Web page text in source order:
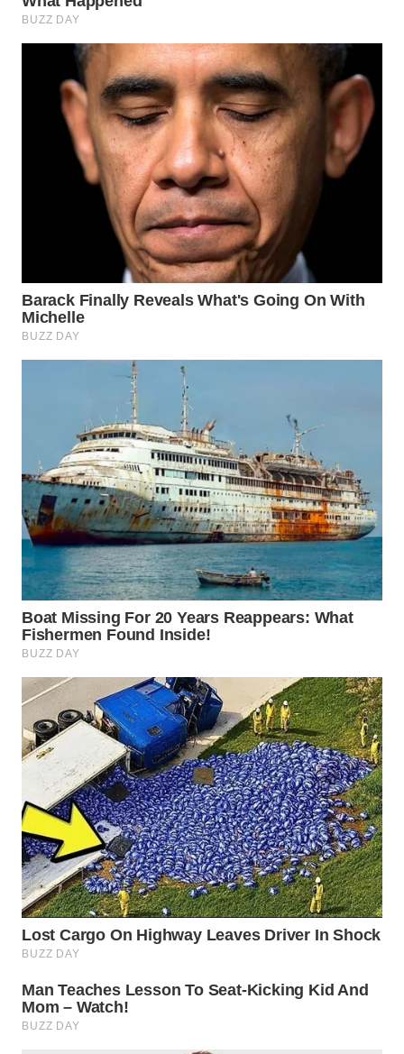
WN
PURWAKARTA
WN
PRIANGAN
TIMUR
WN
BOROBUDUR
WN
SURABAYA
WN
NATUNA
WN
BINTAN
WN
MANDALIKA
WN
LIKUPANG
WN
LABUANBAJO
WN
BORNEO
Wahana
Media
Group
WAHANA
NEWS